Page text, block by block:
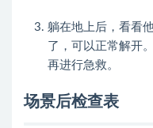
躺在地上后，看看
了，可以正常解开
再进行急救。
场景后检查表